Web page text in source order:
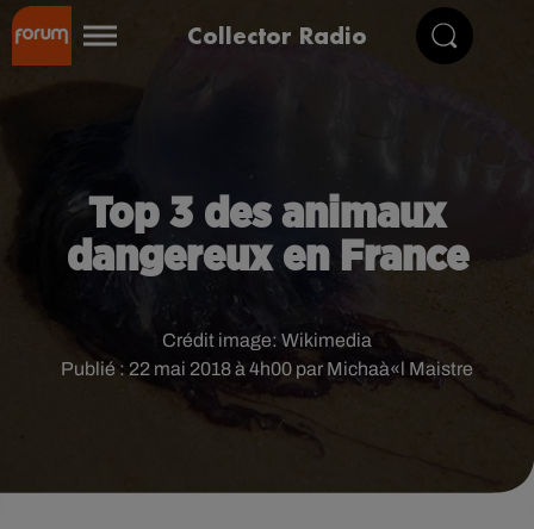
Collector Radio
Top 3 des animaux
dangereux en France
Publié : 22 mai 2018 à 4h00 par Michaà«l Maistre
Crédit image: Wikimedia